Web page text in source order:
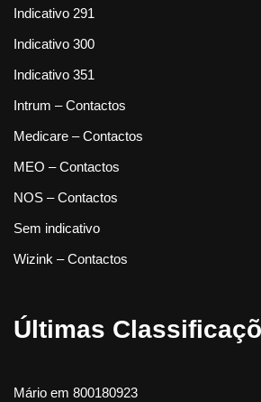
Indicativo 291
Indicativo 300
Indicativo 351
Intrum – Contactos
Medicare – Contactos
MEO – Contactos
NOS – Contactos
Sem indicativo
Wizink – Contactos
Últimas
Mário em 800180923